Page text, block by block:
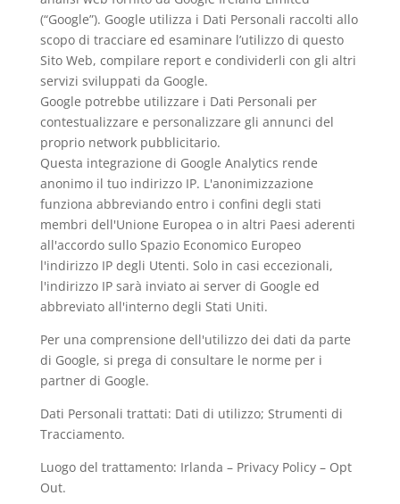
(“Google”). Google utilizza i Dati Personali raccolti allo
scopo di tracciare ed esaminare l’utilizzo di questo
Sito Web, compilare report e condividerli con gli altri
servizi sviluppati da Google.
Google potrebbe utilizzare i Dati Personali per
contestualizzare e personalizzare gli annunci del
proprio network pubblicitario.
Questa integrazione di Google Analytics rende
anonimo il tuo indirizzo IP. L'anonimizzazione
funziona abbreviando entro i confini degli stati
membri dell'Unione Europea o in altri Paesi aderenti
all'accordo sullo Spazio Economico Europeo
l'indirizzo IP degli Utenti. Solo in casi eccezionali,
l'indirizzo IP sarà inviato ai server di Google ed
abbreviato all'interno degli Stati Uniti.
Per una comprensione dell'utilizzo dei dati da parte
di Google, si prega di consultare le norme per i
partner di Google.
Dati Personali trattati: Dati di utilizzo; Strumenti di
Tracciamento.
Luogo del trattamento: Irlanda – Privacy Policy– Opt
Out.